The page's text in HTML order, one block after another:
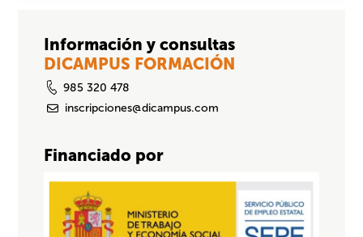
Información y consultas
DICAMPUS FORMACIÓN
985 320 478
inscripciones@dicampus.com
Financiado por